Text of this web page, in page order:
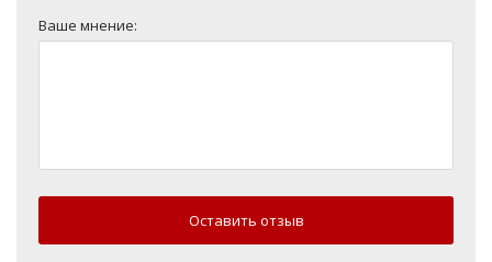
Ваше мнение:
Оставить отзыв